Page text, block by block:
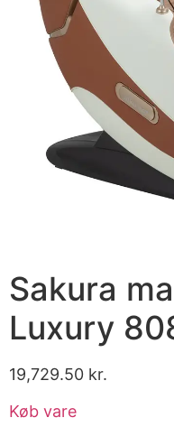
Sakura
Luxury
19,729.50 kr.
Køb vare